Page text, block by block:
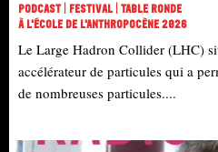
Podcast | Festival | Table Ronde
À L'école De L'Anthropocène 2026
Le Large Hadron Collider (LHC)
accélérateur de particules qui a
de nombreuses particules....